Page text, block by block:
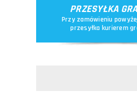
PRZESYŁKA
Przy zamówieniu
przesyłka kurierem